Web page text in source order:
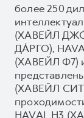
более 250
(ХАВЕЙЛ
ДА́РГО),
(ХАВЕЙЛ Ф7)
(ХАВЕЙЛ
HAVAL H3